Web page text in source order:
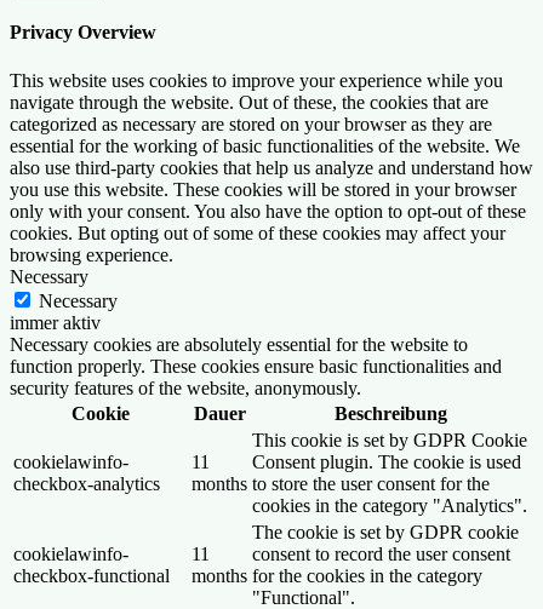
Privacy Overview
This website uses cookies to improve your experience while you
navigate through the website. Out of these, the cookies that are
categorized as necessary are stored on your browser as they are
essential for the working of basic functionalities of the website. We
also use third-party cookies that help us analyze and understand how
you use this website. These cookies will be stored in your browser
only with your consent. You also have the option to opt-out of these
cookies. But opting out of some of these cookies may affect your
browsing experience.
Necessary
Necessary
immer aktiv
Necessary cookies are absolutely essential for the website to
function properly. These cookies ensure basic functionalities and
security features of the website, anonymously.
Cookie
Dauer Beschreibung
cookielawinfo-
checkbox-analytics
11
months
This cookie is set by GDPR Cookie
Consent plugin. The cookie is used
to store the user consent for the
cookies in the category "Analytics".
cookielawinfo-
checkbox-functional
11
months
The cookie is set by GDPR cookie
consent to record the user consent
for the cookies in the category
"Functional".